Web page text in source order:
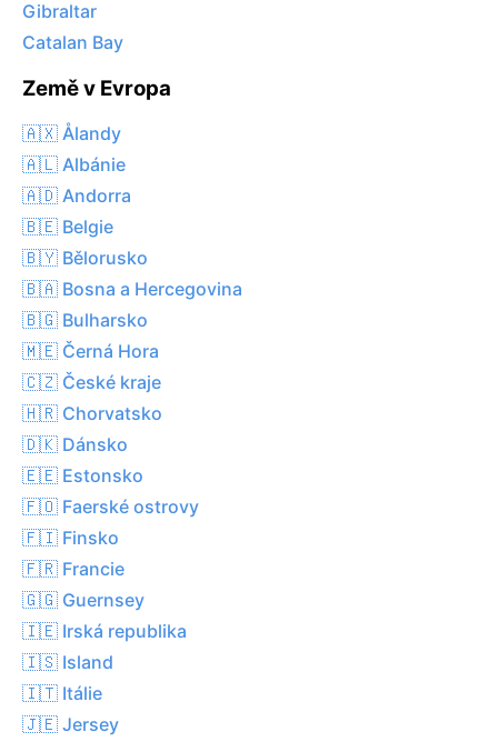
Gibraltar
Catalan Bay
Země v Evropa
🇦🇽 Ålandy
🇦🇱 Albánie
🇦🇩 Andorra
🇧🇪 Belgie
🇧🇾 Bělorusko
🇧🇦 Bosna a Hercegovina
🇧🇬 Bulharsko
🇲🇪 Černá Hora
🇨🇿 České kraje
🇭🇷 Chorvatsko
🇩🇰 Dánsko
🇪🇪 Estonsko
🇫🇴 Faerské ostrovy
🇫🇮 Finsko
🇫🇷 Francie
🇬🇬 Guernsey
🇮🇪 Irská republika
🇮🇸 Island
🇮🇹 Itálie
🇯🇪 Jersey